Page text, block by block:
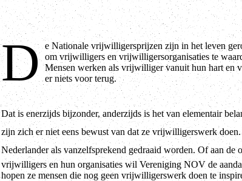
D e Nationale vrijwilligersprijzen zijn in het leven
om vrijwilligers en vrijwilligersorganisaties te
Mensen werken als vrijwilliger vanuit hun hart en
er niets voor terug.
Dat is enerzijds bijzonder, anderzijds is het van elementair
zijn zich er niet eens bewust van dat ze vrijwilligerswerk
Nederlander als vanzelfsprekend gedraaid worden. Of aan de
vrijwilligers en hun organisaties wil Vereniging NOV de
hopen ze mensen die nog geen vrijwilligerswerk doen te